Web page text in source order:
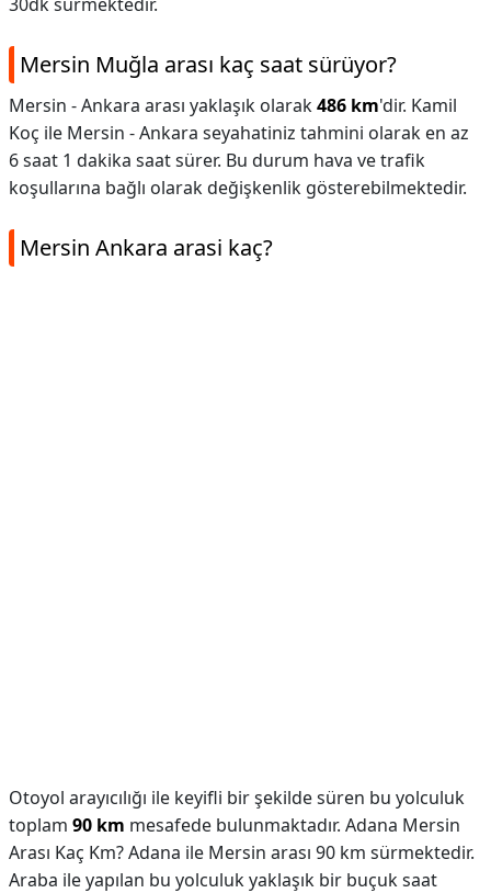
Mersin Muğla arası kaç saat sürüyor?
Mersin - Ankara arası yaklaşık olarak486 km'dir. Kamil
Koç ile Mersin - Ankara seyahatiniz tahmini olarak en az
6 saat 1 dakika saat sürer. Bu durum hava ve trafik
koşullarına bağlı olarak değişkenlik gösterebilmektedir.
Mersin Ankara arasi kaç?
Otoyol arayıcılığı ile keyifli bir şekilde süren bu yolculuk
toplam 90 km mesafede bulunmaktadır. Adana Mersin
Arası Kaç Km? Adana ile Mersin arası 90 km sürmektedir.
Araba ile yapılan bu yolculuk yaklaşık bir buçuk saat